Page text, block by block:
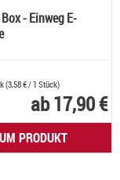
- Einweg E-
(3,58 €/ 1 Stück)
ab 17,90 €
PRODUKT